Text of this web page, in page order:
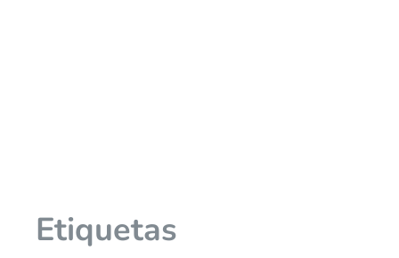
Etiquetas